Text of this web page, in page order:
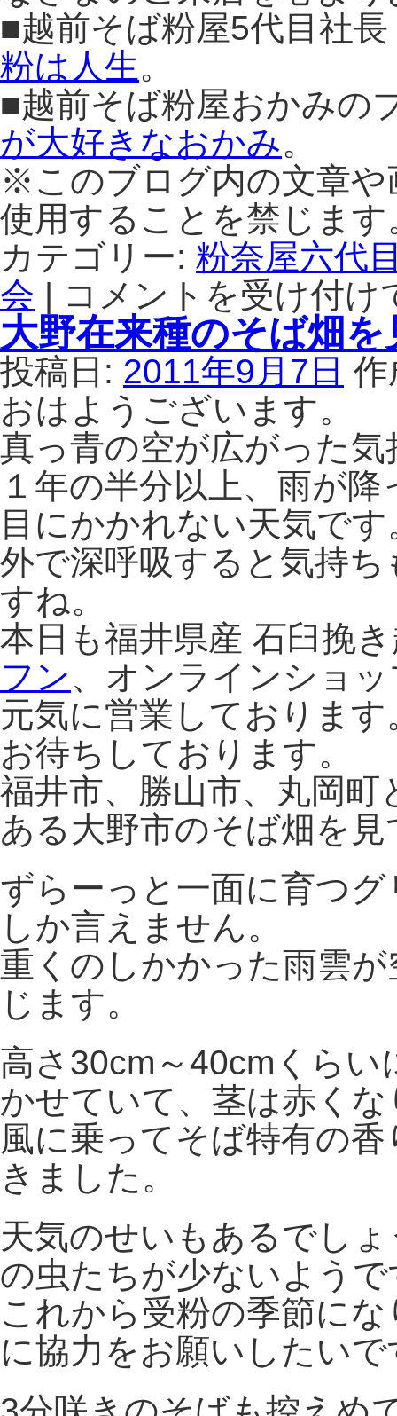
■越前そば粉屋5代目社
粉は人生。
■越前そば粉屋おかみの
が大好きなおかみ。
※このブログ内の文章や
使用することを禁じます
カテゴリー: 粉奈屋六代
会 |
google
＋
勉
強
会
は
コメントを受け付け
大野在来種のそば畑
投稿日: 2011年9月7日 作
おはようございます。
真っ青の空が広がった
１年の半分以上、雨が
目にかかれない天気です
外で深呼吸すると気持
すね。
本日も福井県産 石臼挽
フン、オンラインショ
元気に営業しておりま
お待ちしております。
福井市、勝山市、丸岡
ある大野市のそば畑を
ずらーっと一面に育つ
しか言えません。
重くのしかかった雨雲
じます。
高さ30cm～40cmくら
かせていて、茎は赤く
風に乗ってそば特有の
きました。
天気のせいもあるでし
の虫たちが少ないようで
これから受粉の季節に
に協力をお願いしたいで